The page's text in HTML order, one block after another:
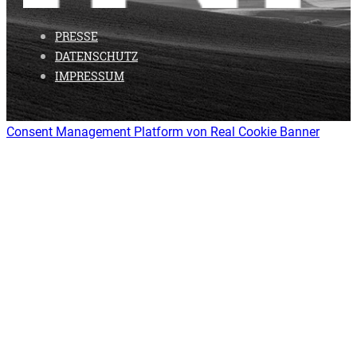
PRESSE
DATENSCHUTZ
IMPRESSUM
Consent Management Platform von Real Cookie Banner